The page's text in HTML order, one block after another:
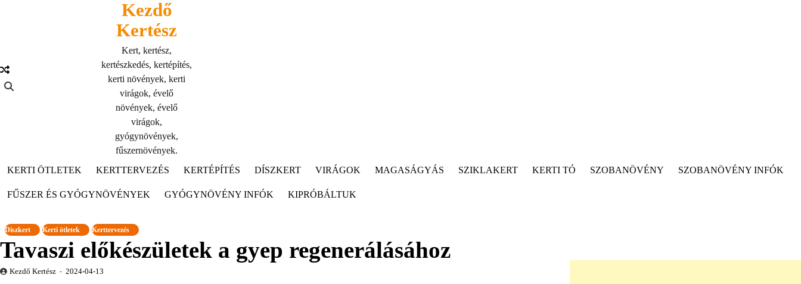
Kezdő
Kertész
Kert, kertész,
kertészkedés, kertépítés,
kerti növények, kerti
virágok, évelő
növények, évelő
virágok,
gyógynövények,
fűszernövények.
KERTI ÖTLETEK
KERTTERVEZÉS KERTÉPÍTÉS DÍSZKERT VIRÁGOK MAGASÁGYÁS SZIKLAKERT KERTI TÓ SZOBANÖVÉNY SZOBANÖVÉNY INFÓK
FŰSZER ÉS GYÓGYNÖVÉNYEK GYÓGYNÖVÉNY INFÓK KIPRÓBÁLTUK
Díszkert Kerti ötletek Kerttervezés
Tavaszi előkészületek a gyep regenerálásához
Kezdő Kertész 2024-04-13